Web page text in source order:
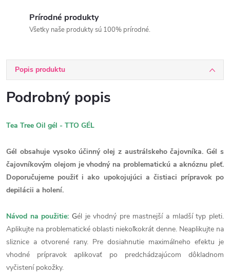
Prírodné produkty
Všetky naše produkty sú 100% prírodné.
Popis produktu
Podrobný popis
Tea Tree Oil gél - TTO GÉL
Gél obsahuje vysoko účinný olej z austrálskeho čajovníka. Gél s
čajovníkovým olejom je vhodný na problematickú a aknóznu pleť.
Doporučujeme použiť i ako upokojujúci a čistiaci prípravok po
depilácii a holení.
Návod na použitie: Gél je vhodný pre mastnejší a mladší typ pleti.
Aplikujte na problematické oblasti niekoľkokrát denne. Neaplikujte na
sliznice a otvorené rany. Pre dosiahnutie maximálneho efektu je
vhodné prípravok aplikovať po predchádzajúcom dôkladnom
vyčistení pokožky.